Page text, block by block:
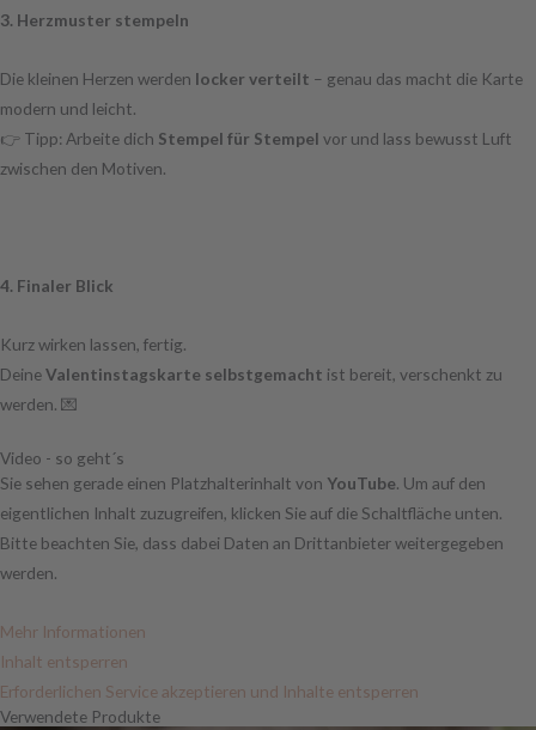
3. Herzmuster stempeln
Die kleinen Herzen werden locker verteilt – genau das macht die Karte
modern und leicht.
👉 Tipp: Arbeite dich Stempel für Stempel vor und lass bewusst Luft
zwischen den Motiven.
4. Finaler Blick
Kurz wirken lassen, fertig.
DeineValentinstagskarte selbstgemacht ist bereit, verschenkt zu
werden. 💌
Video - so geht´s
Sie sehen gerade einen Platzhalterinhalt von YouTube. Um auf den
eigentlichen Inhalt zuzugreifen, klicken Sie auf die Schaltfläche unten.
Bitte beachten Sie, dass dabei Daten an Drittanbieter weitergegeben
werden.
Mehr Informationen
Inhalt entsperren
Erforderlichen Service akzeptieren und Inhalte entsperren
Verwendete Produkte